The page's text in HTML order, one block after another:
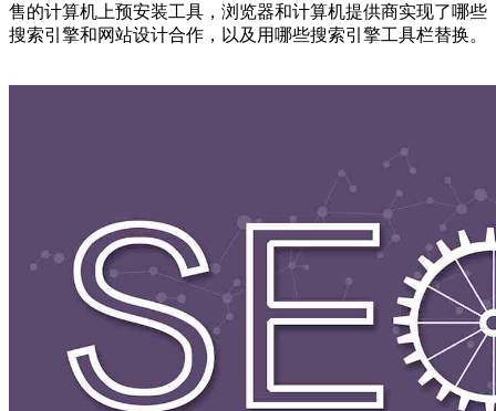
售的计算机上预安装工具，浏览器和计算机提供商实现了哪些
搜索引擎和网站设计合作，以及用哪些搜索引擎工具栏替换。